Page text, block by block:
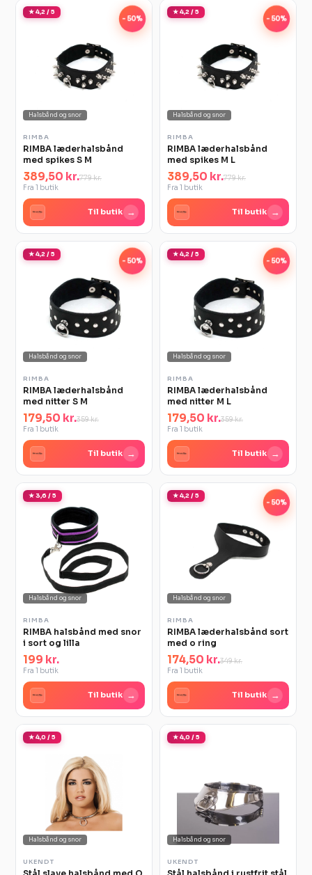
★ 4,2 / 5
-50%
Halsbånd og snor
RIMBA
RIMBA læderhalsbånd
med spikes S M
389,50 kr.779 kr.
Fra 1 butik
Til butik →
★ 4,2 / 5
-50%
Halsbånd og snor
RIMBA
RIMBA læderhalsbånd
med spikes M L
389,50 kr.779 kr.
Fra 1 butik
Til butik →
★ 4,2 / 5
-50%
Halsbånd og snor
RIMBA
RIMBA læderhalsbånd
med nitter S M
179,50 kr.359 kr.
Fra 1 butik
Til butik →
★ 4,2 / 5
-50%
Halsbånd og snor
RIMBA
RIMBA læderhalsbånd
med nitter M L
179,50 kr.359 kr.
Fra 1 butik
Til butik →
★ 3,6 / 5
Halsbånd og snor
RIMBA
RIMBA halsbånd med snor
i sort og lilla
199 kr.
Fra 1 butik
Til butik →
★ 4,2 / 5
-50%
Halsbånd og snor
RIMBA
RIMBA læderhalsbånd sort
med o ring
174,50 kr.349 kr.
Fra 1 butik
Til butik →
★ 4,0 / 5
Halsbånd og snor
UKENDT
★ 4,0 / 5
Halsbånd og snor
UKENDT